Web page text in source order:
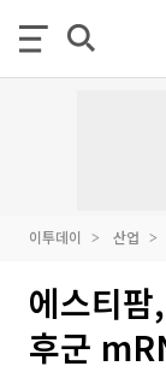
이투데이 산업
에스티
후군